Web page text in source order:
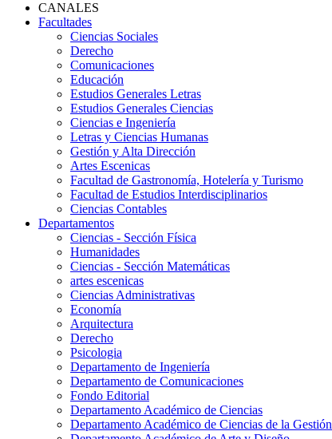
CANALES
Facultades
Ciencias Sociales
Derecho
Comunicaciones
Educación
Estudios Generales Letras
Estudios Generales Ciencias
Ciencias e Ingeniería
Letras y Ciencias Humanas
Gestión y Alta Dirección
Artes Escenicas
Facultad de Gastronomía, Hotelería y Turismo
Facultad de Estudios Interdisciplinarios
Ciencias Contables
Departamentos
Ciencias - Sección Física
Humanidades
Ciencias - Sección Matemáticas
artes escenicas
Ciencias Administrativas
Economía
Arquitectura
Derecho
Psicologia
Departamento de Ingeniería
Departamento de Comunicaciones
Fondo Editorial
Departamento Académico de Ciencias
Departamento Académico de Ciencias de la Gestión